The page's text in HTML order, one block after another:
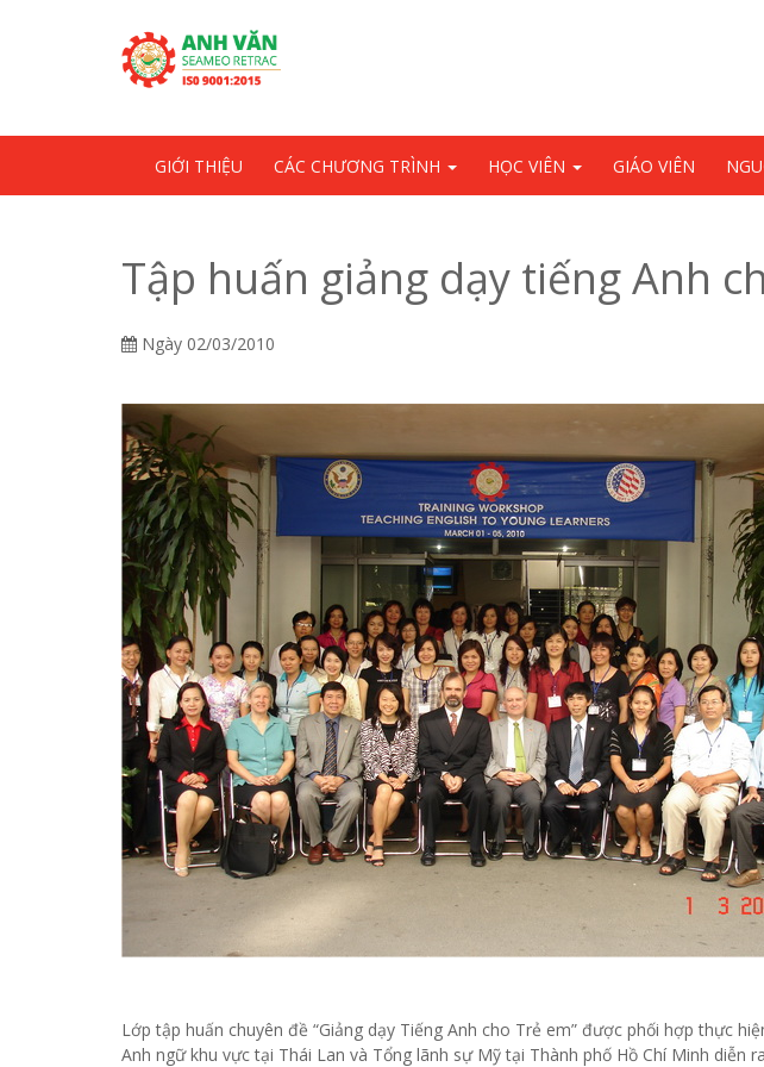
GIỚI THIỆU CÁC CHƯƠNG TRÌNH HỌC VIÊN GIÁO VIÊN
Tập huấn giảng dạy tiếng Anh
Ngày 02/03/2010
Lớp tập huấn chuyên đề “Giảng dạy Tiếng Anh cho Trẻ em” được phối hợp thực
Anh ngữ khu vực tại Thái Lan và Tổng lãnh sự Mỹ tại Thành phố Hồ Chí Minh diễn